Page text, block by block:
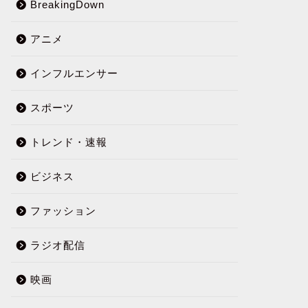
BreakingDown
アニメ
インフルエンサー
スポーツ
トレンド・速報
ビジネス
ファッション
ラジオ配信
映画